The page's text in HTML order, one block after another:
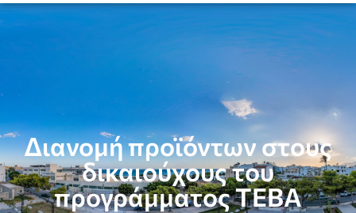
Διανομή προϊόντων στους
δικαιούχους του
προγράμματος ΤΕΒΑ